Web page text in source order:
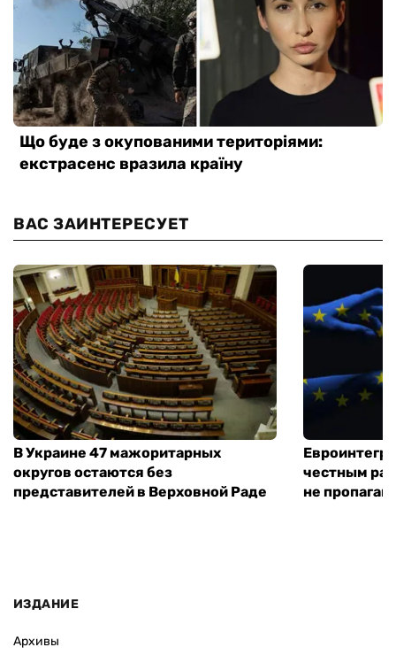
ВАС ЗАИНТЕРЕСУЕТ
В Украине 47 мажоритарных
округов остаются без
представителей в Верховной Раде
честным
не
ИЗДАНИЕ
Архивы